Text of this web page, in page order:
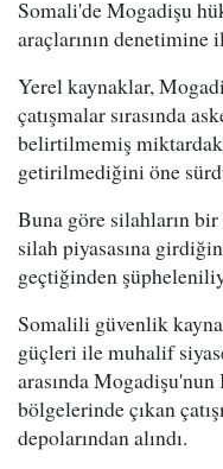
Somali'de Mogadişu
araçlarının denetimine
Yerel kaynaklar,
çatışmalar sırasında
belirtilmemiş
getirilmediğini öne
Buna göre silahların
silah piyasasına
geçtiğinden
Somalili güvenlik
güçleri ile muhalif
arasında
bölgelerinde çıkan
depolarından alındı.